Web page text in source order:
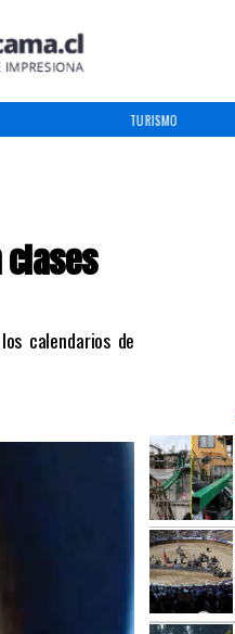
TURISMO
clases
calendarios de